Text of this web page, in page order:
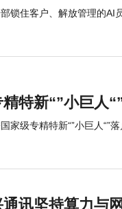
锁住客户、解放管理的AI
特新“”小巨人
家级专精特新“”小巨人“”
通讯坚持算力与